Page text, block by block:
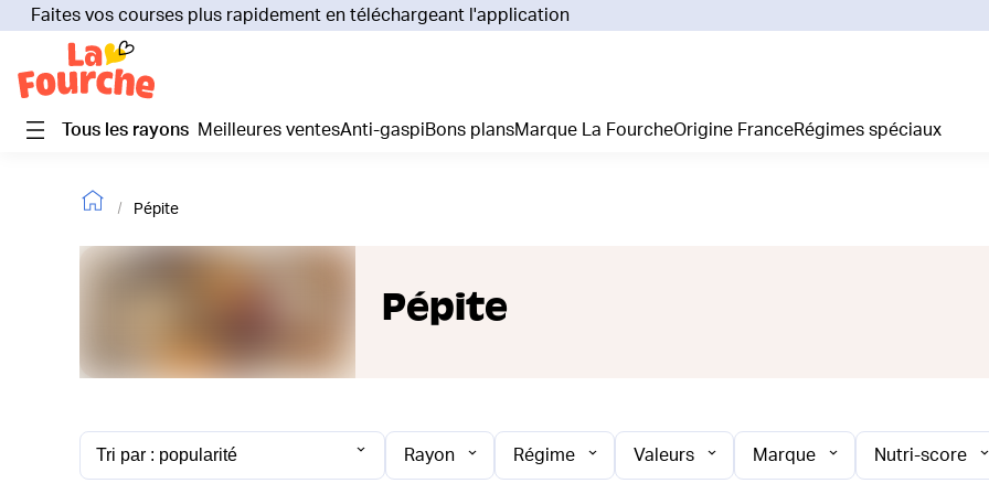
Faites vos courses plus rapidement en téléchargeant l'application
Tous les rayons Meilleures ventes Anti-gaspi Bons plans Marque La Fourche Origine France Régimes spéciaux
Pépite
Pépite
Rayon Régime Valeurs Marque Nutri-score